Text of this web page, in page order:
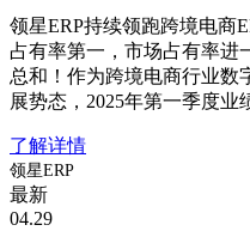
领星ERP持续领跑跨境电商
占有率第一，市场占有率进
总和！作为跨境电商行业数
展势态，2025年第一季度业
了解详情
领星ERP
最新
04.29